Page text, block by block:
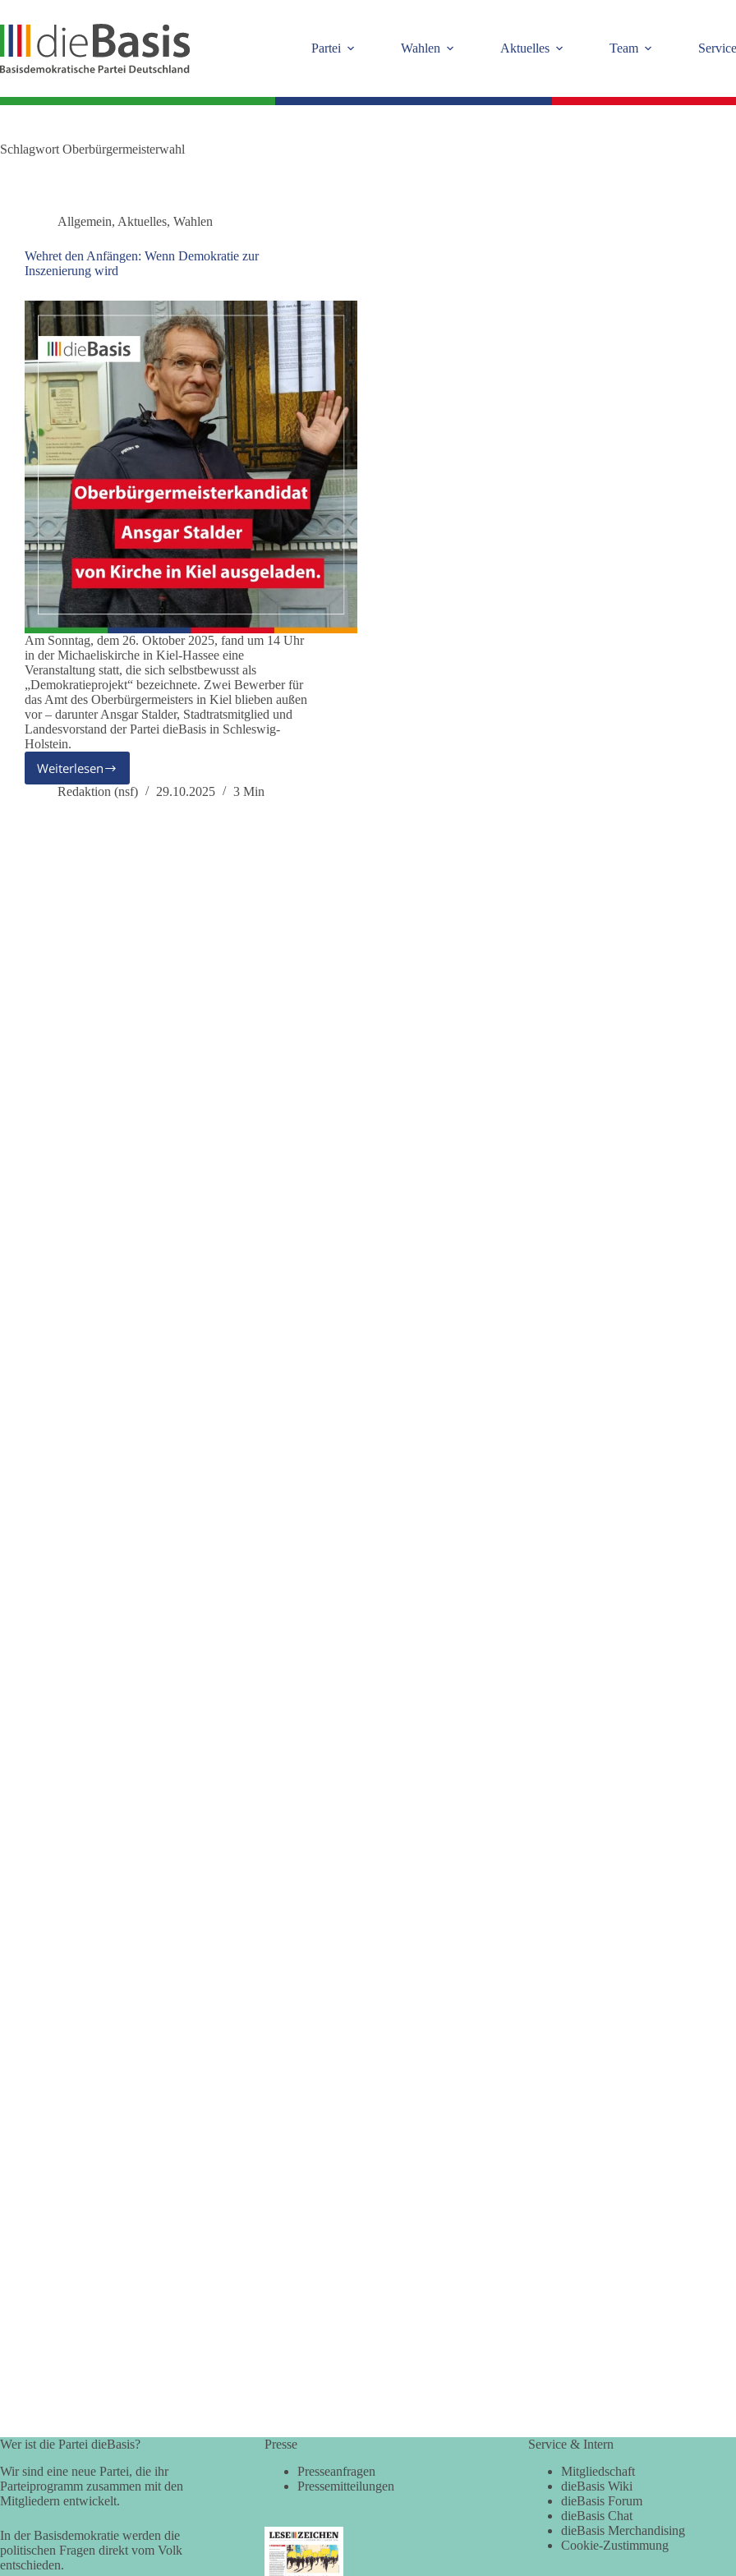
springen
Partei
Wahlen Aktuelles Team Service
Schlagwort Oberbürgermeisterwahl
Allgemein, Aktuelles, Wahlen
Wehret den Anfängen: Wenn Demokratie zur
Inszenierung wird
Am Sonntag, dem 26. Oktober 2025, fand um 14 Uhr
in der Michaeliskirche in Kiel-Hassee eine
Veranstaltung statt, die sich selbstbewusst als
„Demokratieprojekt“ bezeichnete. Zwei Bewerber für
das Amt des Oberbürgermeisters in Kiel blieben außen
vor – darunter Ansgar Stalder, Stadtratsmitglied und
Landesvorstand der Partei dieBasis in Schleswig-
Holstein.
Weiterlesen
Wehret
den
Redaktion (nsf) 29.10.2025 3 Min
Wer ist die Partei dieBasis?
Wir sind eine neue Partei, die ihr
Parteiprogramm zusammen mit den
Mitgliedern entwickelt.
In der Basisdemokratie werden die
politischen Fragen direkt vom Volk
entschieden.
Presse
Presseanfragen
Pressemitteilungen
Service & Intern
Mitgliedschaft
dieBasis Wiki
dieBasis Forum
dieBasis Chat
dieBasis Merchandising
Cookie-Zustimmung